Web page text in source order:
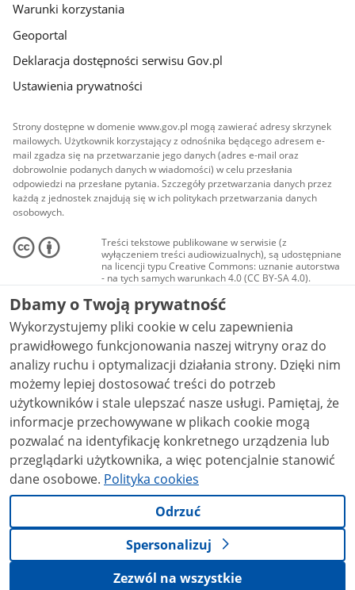
Warunki korzystania
Geoportal
Deklaracja dostępności serwisu Gov.pl
Ustawienia prywatności
Strony dostępne w domenie www.gov.pl mogą zawierać adresy skrzynek
mailowych. Użytkownik korzystający z odnośnika będącego adresem e-
mail zgadza się na przetwarzanie jego danych (adres e-mail oraz
dobrowolnie podanych danych w wiadomości) w celu przesłania
odpowiedzi na przesłane pytania. Szczegóły przetwarzania danych przez
każdą z jednostek znajdują się w ich politykach przetwarzania danych
osobowych.
Treści tekstowe publikowane w serwisie (z
wyłączeniem treści audiowizualnych), są udostępniane
na licencji typu Creative Commons: uznanie autorstwa
- na tych samych warunkach 4.0 (CC BY-SA 4.0).
Materiały audiowizualne, w tym zdjęcia, materiały
audio i wideo, są udostępniane na licencji typu
Creative Commons: uznanie autorstwa użycie
niekomercyjne - bez utworów zależnych 4.0 (CC BY-
NC-ND 4.0), o ile nie jest to stwierdzone inaczej.
Dbamy o Twoją prywatność
Wykorzystujemy pliki cookie w celu zapewnienia
prawidłowego funkcjonowania naszej witryny oraz do
analizy ruchu i optymalizacji działania strony. Dzięki nim
możemy lepiej dostosować treści do potrzeb
użytkowników i stale ulepszać nasze usługi. Pamiętaj, że
informacje przechowywane w plikach cookie mogą
pozwalać na identyfikację konkretnego urządzenia lub
przeglądarki użytkownika, a więc potencjalnie stanowić
dane osobowe. Polityka cookies
Odrzuć
Spersonalizuj
Zezwól na wszystkie